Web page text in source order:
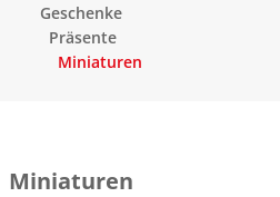
Geschenke
Präsente
Miniaturen
Miniaturen